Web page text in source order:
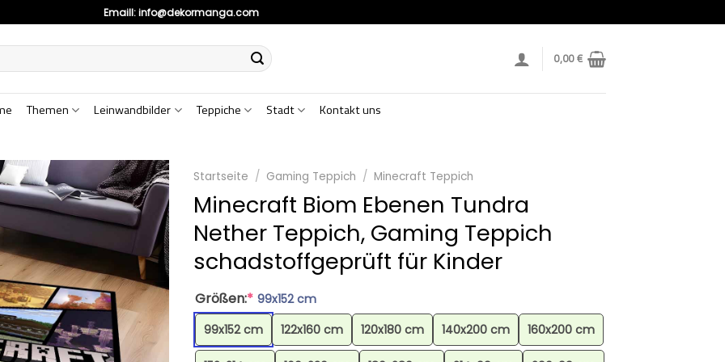
Emaill:info@dekormanga.com
0,00€
Themen Leinwandbilder Teppiche Stadt Kontakt uns
Startseite / Gaming Teppich / Minecraft Teppich
Minecraft Biom Ebenen Tundra
Nether Teppich, Gaming Teppich
schadstoffgeprüft für Kinder
Größen:* 99x152 cm
99x152 cm
122x160 cm 120x180 cm 140x200 cm 160x200 cm